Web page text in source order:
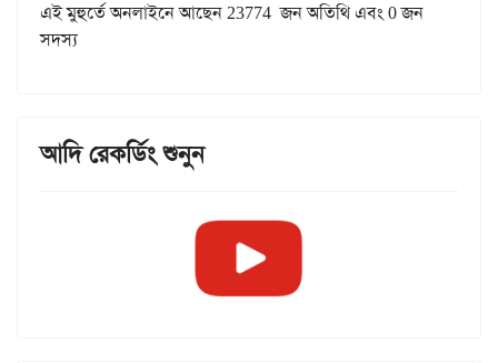
এই মুহুর্তে অনলাইনে আছেন 23774 জন অতিথি এবং 0 জন
সদস্য
আদি রেকর্ডিং শুনুন